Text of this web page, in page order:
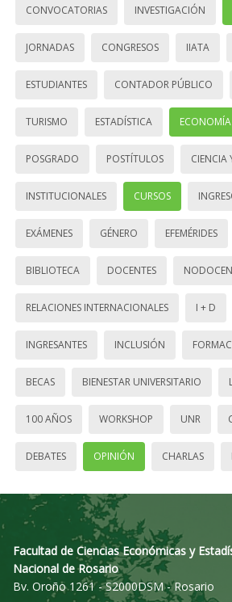
CONVOCATORIAS INVESTIGACIÓN
JORNADAS CONGRESOS IIATA
ESTUDIANTES CONTADOR PÚBLICO
TURISMO ESTADÍSTICA ECONOMÍA
POSGRADO POSTÍTULOS CIENCIA
INSTITUCIONALES CURSOS
EXÁMENES GÉNERO EFEMÉRIDES
BIBLIOTECA DOCENTES
RELACIONES INTERNACIONALES I + D
INGRESANTES INCLUSIÓN
BECAS BIENESTAR UNIVERSITARIO
100 AÑOS WORKSHOP UNR
DEBATES OPINIÓN CHARLAS
Facultad de Ciencias Económicas y
Nacional de Rosario
Bv. Oroño 1261 - S2000DSM - Rosario